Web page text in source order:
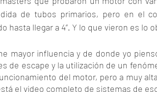
de tubos primarios, pero en el
hasta llegar a 4”. Y lo que vieron es lo
mayor influencia y de donde yo
de escape y la utilización de un
del motor, pero a muy
el video completo de sistemas de